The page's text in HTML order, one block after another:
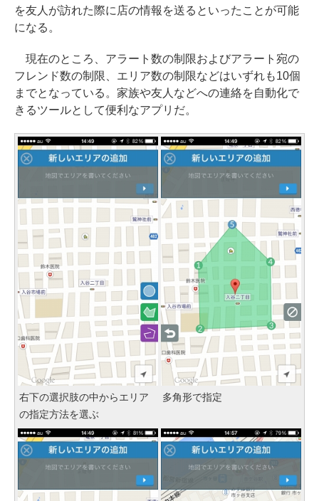
を友人が訪れた際に店の情報を送るといったことが可能
になる。
現在のところ、アラート数の制限およびアラート宛の
フレンド数の制限、エリア数の制限などはいずれも10個
までとなっている。家族や友人などへの連絡を自動化で
きるツールとして便利なアプリだ。
右下の選択肢の中からエリア
の指定方法を選ぶ
多角形で指定